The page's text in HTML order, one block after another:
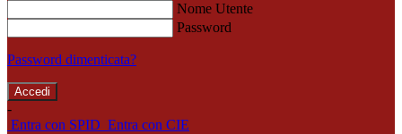
Nome Utente
Password
Password dimenticata?
-
Entra con SPID Entra con CIE